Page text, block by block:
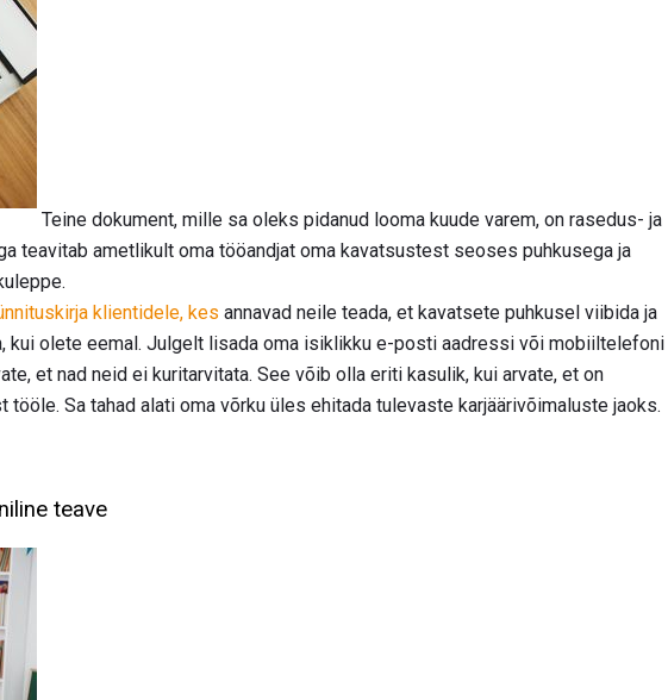
Teine dokument, mille sa oleks pidanud looma kuude varem, on rasedus- ja
teavitab ametlikult oma tööandjat oma kavatsustest seoses puhkusega ja
klientidele, kes annavad neile teada, et kavatsete puhkusel viibida ja
kui olete eemal. Julgelt lisada oma isiklikku e-posti aadressi või mobiiltelefoni
et nad neid ei kuritarvitata. See võib olla eriti kasulik, kui arvate, et on
Sa tahad alati oma võrku üles ehitada tulevaste karjäärivõimaluste jaoks.
teave